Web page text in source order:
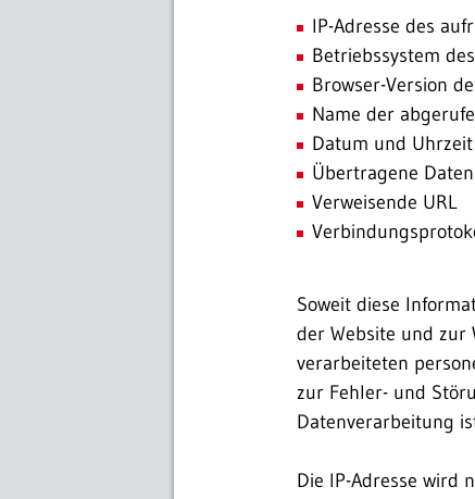
IP-Adresse des
Betriebssystem
Browser-Version
Name der
Datum und
Übertragene
Verweisende URL
Soweit diese
der Website und
verarbeiteten
zur Fehler- und
Datenverarbeitung
Die IP-Adresse wird